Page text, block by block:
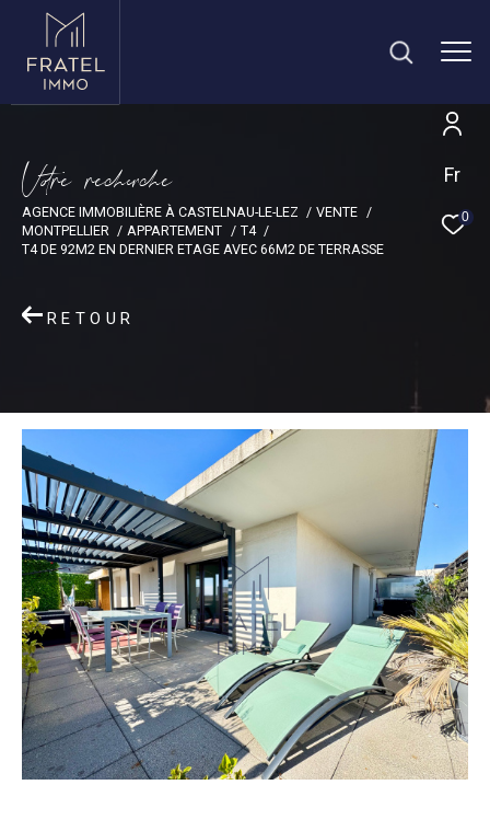
Fr
0
Vore recece
AGENCE IMMOBILIÈRE À CASTELNAU-LE-LEZ
VENTE
MONTPELLIER
APPARTEMENT
T4
T4 DE 92M2 EN DERNIER ETAGE AVEC 66M2 DE TERRASSE
RETOUR